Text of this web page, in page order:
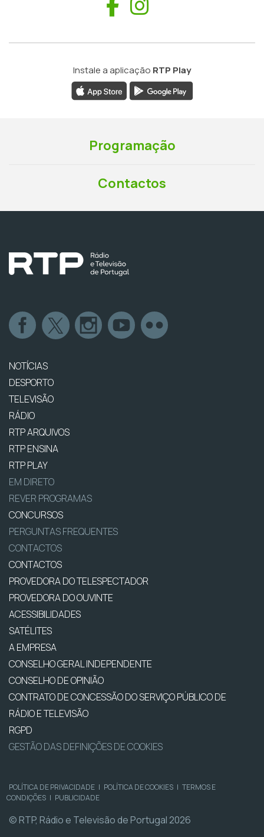
Instale a aplicação RTP Play
Programação
Contactos
NOTÍCIAS
DESPORTO
TELEVISÃO
RÁDIO
RTP ARQUIVOS
RTP ENSINA
RTP PLAY
EM DIRETO
REVER PROGRAMAS
CONCURSOS
PERGUNTAS FREQUENTES
CONTACTOS
CONTACTOS
PROVEDORA DO TELESPECTADOR
PROVEDORA DO OUVINTE
ACESSIBILIDADES
SATÉLITES
A EMPRESA
CONSELHO GERAL INDEPENDENTE
CONSELHO DE OPINIÃO
CONTRATO DE CONCESSÃO DO SERVIÇO PÚBLICO DE
RÁDIO E TELEVISÃO
RGPD
GESTÃO DAS DEFINIÇÕES DE COOKIES
POLÍTICA DE PRIVACIDADE | POLÍTICA DE COOKIES | TERMOS E
CONDIÇÕES | PUBLICIDADE
© RTP, Rádio e Televisão de Portugal 2026